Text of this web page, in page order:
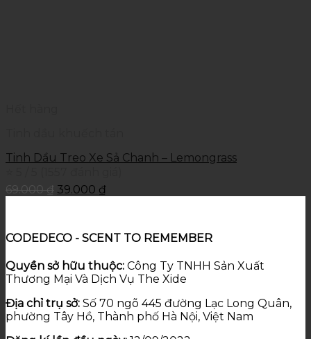
Tinh Dầu Treo Xe Sả Chanh – Lemongrass
69.000₫ 39.000 ₫
CODEDECO - SCENT TO REMEMBER
Quyền sở hữu thuộc: Công Ty TNHH Sản Xuất
Thương Mại Và Dịch Vụ The Xide
Địa chỉ trụ sở: Số 70 ngõ 445 đường Lạc Long Quân,
phường Tây Hồ, Thành phố Hà Nội, Việt Nam